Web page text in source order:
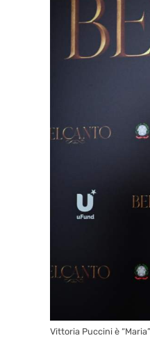
Vittoria Puccini è